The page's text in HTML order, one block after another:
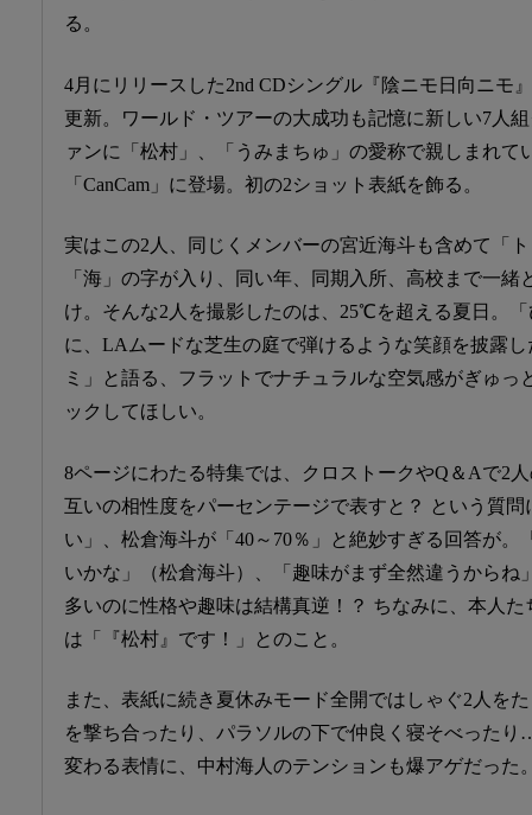
る。
4月にリリースした2nd CDシングル『陰ニモ日向ニモ
更新。ワールド・ツアーの大成功も記憶に新しい7人組
ァンに「松村」、「うみまちゅ」の愛称で親しまれて
「CanCam」に登場。初の2ショット表紙を飾る。
実はこの2人、同じくメンバーの宮近海斗も含めて「
「海」の字が入り、同い年、同期入所、高校まで一緒
け。そんな2人を撮影したのは、25℃を超える夏日。
に、LAムードな芝生の庭で弾けるような笑顔を披露
ミ」と語る、フラットでナチュラルな空気感がぎゅっ
ックしてほしい。
8ページにわたる特集では、クロストークやQ＆Aで2
互いの相性度をパーセンテージで表すと？ という質
い」、松倉海斗が「40～70％」と絶妙すぎる回答が。
いかな」（松倉海斗）、「趣味がまず全然違うからね
多いのに性格や趣味は結構真逆！？ ちなみに、本人
は「『松村』です！」とのこと。
また、表紙に続き夏休みモード全開ではしゃぐ2人を
を撃ち合ったり、パラソルの下で仲良く寝そべった
変わる表情に、中村海人のテンションも爆アゲだった